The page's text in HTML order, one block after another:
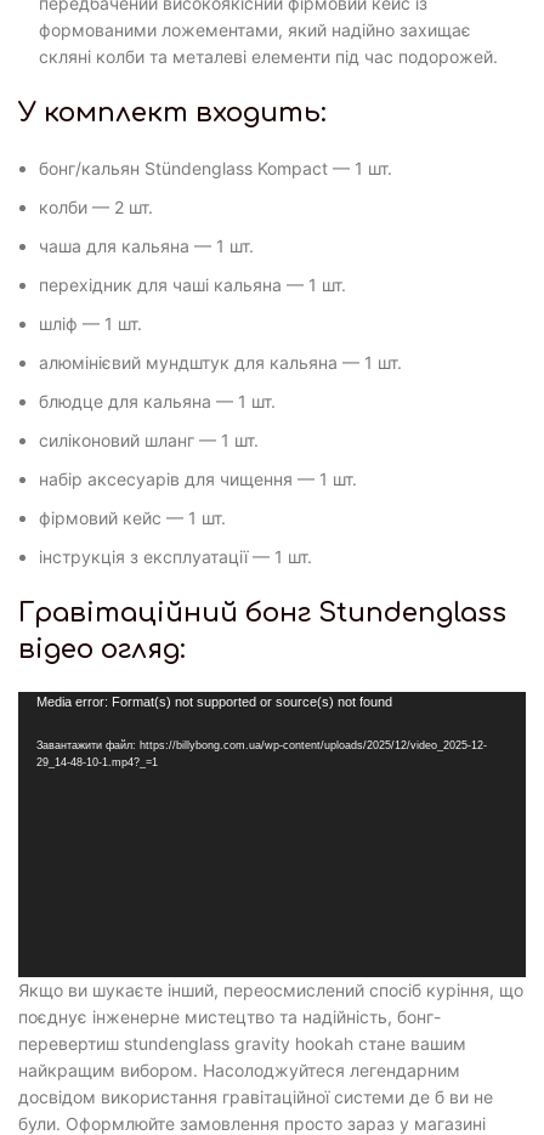
формованими ложементами, який надійно захищає
скляні колби та металеві елементи під час подорожей.
У комплект входить:
бонг/кальян Stündenglass Kompact — 1 шт.
колби — 2 шт.
чаша для кальяна — 1 шт.
перехідник для чаші кальяна — 1 шт.
шліф — 1 шт.
алюмінієвий мундштук для кальяна — 1 шт.
блюдце для кальяна — 1 шт.
силіконовий шланг — 1 шт.
набір аксесуарів для чищення — 1 шт.
фірмовий кейс — 1 шт.
інструкція з експлуатації — 1 шт.
Гравітаційний бонг Stundenglass
відео огляд:
Відеопрогравач
Media error: Format(s) not supported or source(s) not found
Завантажити файл: https://billybong.com.ua/wp-content/uploads/2025/12/video_2025-12-
29_14-48-10-1.mp4?_=1
Якщо ви шукаєте інший, переосмислений спосіб куріння, що
поєднує інженерне мистецтво та надійність, бонг-
перевертиш stundenglass gravity hookah стане вашим
найкращим вибором. Насолоджуйтеся легендарним
досвідом використання гравітаційної системи де б ви не
були. Оформлюйте замовлення просто зараз у магазині